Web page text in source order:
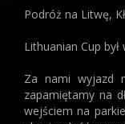
Podróż na Litwę,
Lithuanian Cup
Za nami wyjazd
zapamiętamy na
wejściem na